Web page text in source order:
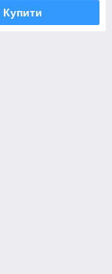
Купити